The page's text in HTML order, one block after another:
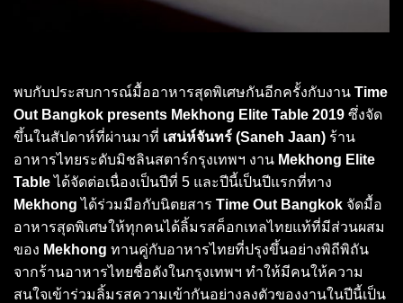
พบกับประสบการณ์มื้ออาหารสุดพิเศษกันอีกครั้งกับงาน Time
Out Bangkok presents Mekhong Elite Table 2019 ซึ่งจัด
ขึ้นในสัปดาห์ที่ผ่านมาที่ เสน่ห์จันทร์ (Saneh Jaan) ร้าน
อาหารไทยระดับมิชลินสตาร์กรุงเทพฯ งาน Mekhong Elite
Tableได้จัดต่อเนื่องเป็นปีที่ 5 และปีนี้เป็นปีแรกที่ทาง
Mekhong ได้ร่วมมือกับนิตยสาร Time Out Bangkok จัดมื้อ
อาหารสุดพิเศษให้ทุกคนได้ลิ้มรสค็อกเทลไทยแท้ที่มีส่วนผสม
ของ Mekhong ทานคู่กับอาหารไทยที่ปรุงขึ้นอย่างพิถีพิถัน
จากร้านอาหารไทยชื่อดังในกรุงเทพฯ ทำให้มีคนให้ความ
สนใจเข้าร่วมลิ้มรสความเข้ากันอย่างลงตัวของงานในปีนี้เป็น